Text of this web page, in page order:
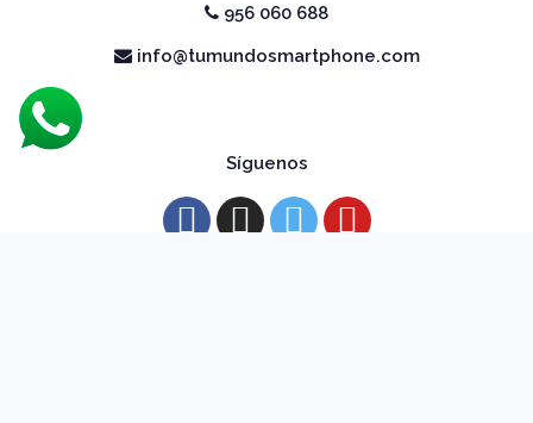
956 060 688
info@tumundosmartphone.com
Síguenos